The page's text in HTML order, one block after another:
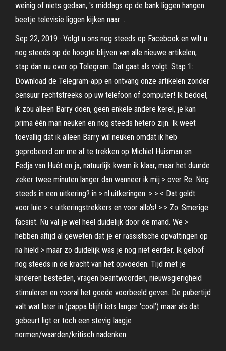
weinig of niets gedaan, 's middags op de bank liggen hangen
beetje televisie liggen kijken naar …
Sep 22, 2019 · Volgt u ons nog steeds op Facebook en wilt u
nog steeds op de hoogte blijven van alle nieuwe artikelen,
stap dan nu over op Telegram. Dat gaat als volgt: Stap 1:
Download de Telegram-app en ontvang onze artikelen zonder
censuur rechtstreeks op uw telefoon of computer! Ik bedoel,
ik zou alleen Barry doen, geen enkele andere kerel, je kan
prima één man neuken en nog steeds hetero zijn. Ik weet
toevallig dat ik alleen Barry wil neuken omdat ik heb
geprobeerd om me af te trekken op Michiel Huisman en
Fedja van Huêt en ja, natuurlijk kwam ik klaar, maar het duurde
zeker twee minuten langer dan wanneer ik mij > over Re: Nog
steeds in een uitkering? in > nl.uitkeringen: > > < Dat geldt
voor luie > < uitkeringstrekkers en voor allo's! > > Zo. Smerige
facsist. Nu val je wel heel duidelijk door de mand. We >
hebben altijd al geweten dat je er rassistsche opvattingen op
na hield > maar zo duidelijk was je nog niet eerder. Ik geloof
nog steeds in de kracht van het opvoeden. Tijd met je
kinderen besteden, vragen beantwoorden, nieuwsgierigheid
stimuleren en vooral het goede voorbeeld geven. De pubertijd
valt wat later in (pappa blijft iets langer ‘cool’) maar als dat
gebeurt ligt er toch een stevig laagje
normen/waarden/kritisch nadenken.